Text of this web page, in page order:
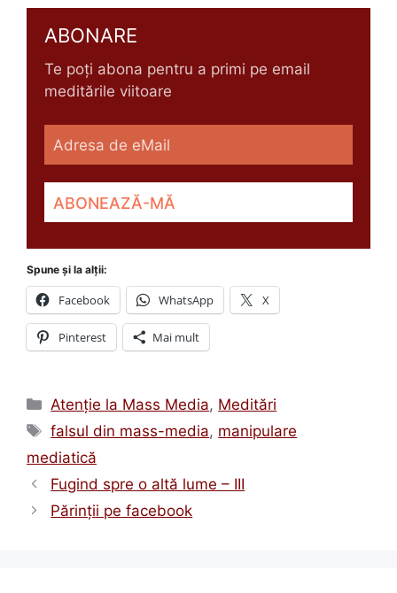
ABONARE
Te poți abona pentru a primi pe email
meditările viitoare
Spune și la alții:
Facebook WhatsApp X
Pinterest Mai mult
Categorii
Atenţie la Mass Media, Meditări
Etichete
falsul din mass-media, manipulare
mediatică
Fugind spre o altă lume – III
Părinţii pe facebook